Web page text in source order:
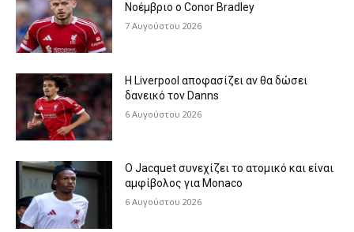
Νοέμβριο ο Conor Bradley
7 Αυγούστου 2026
Η Liverpool αποφασίζει αν θα δώσει
δανεικό τον Danns
6 Αυγούστου 2026
Ο Jacquet συνεχίζει το ατομικό και είναι
αμφίβολος για Monaco
6 Αυγούστου 2026